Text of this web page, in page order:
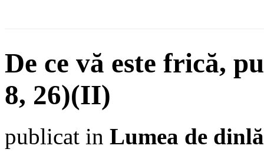
De ce vă este frică,
8, 26)(II)
publicat in Lumea de